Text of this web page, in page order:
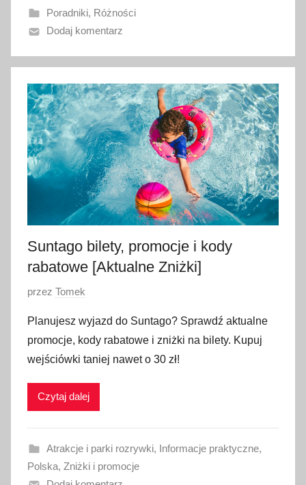
a
n
5
s
i
e
r
p
n
0
2
Poradniki, Różności
Dodaj komentarz
Suntago bilety, promocje i kody
rabatowe [Aktualne Zniżki]
O
u
b
l
i
a
n
przez Tomek
Planujesz wyjazd do Suntago? Sprawdź aktualne
promocje, kody rabatowe i zniżki na bilety. Kupuj
wejściówki taniej nawet o 30 zł!
Czytaj dalej
Atrakcje i parki rozrywki, Informacje praktyczne,
Polska, Zniżki i promocje